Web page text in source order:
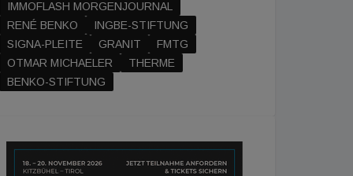
IMMOFLASH MORGENJOURNAL
RENÉ BENKO
INGBE-STIFTUNG
SIGNA-PLEITE
GRANIT
FMTG
OTMAR MICHAELER
THERME
BENKO-STIFTUNG